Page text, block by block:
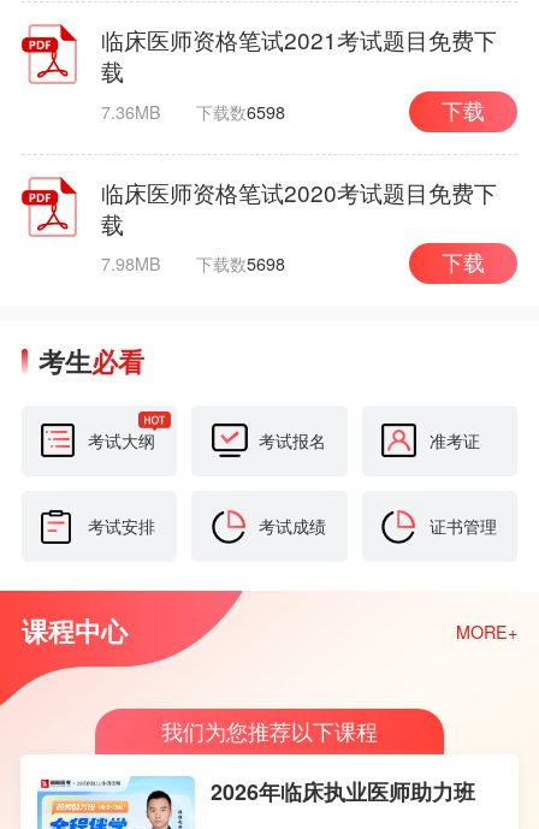
临床医师资格笔试2021考试题目免费下
载
7.36MB 下载数6598 下载
临床医师资格笔试2020考试题目免费下
载
7.98MB 下载数5698 下载
考生必看
考试大纲 考试报名 准考证
考试安排 考试成绩 证书管理
课程中心 MORE+
我们为您推荐以下课程
2026年临床执业医师助力班